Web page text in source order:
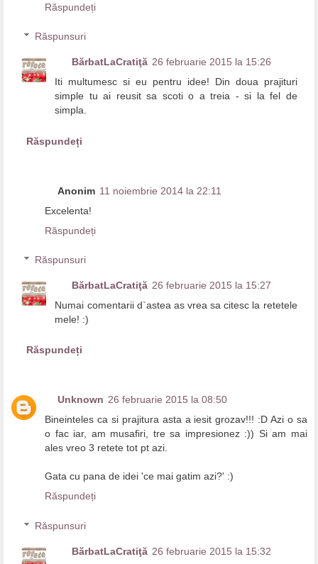
Răspundeți
Răspunsuri
BărbatLaCratiţă 26 februarie 2015 la 15:26
Iti multumesc si eu pentru idee! Din doua prajituri
simple tu ai reusit sa scoti o a treia - si la fel de
simpla.
Răspundeți
Anonim 11 noiembrie 2014 la 22:11
Excelenta!
Răspundeți
Răspunsuri
BărbatLaCratiţă 26 februarie 2015 la 15:27
Numai comentarii d`astea as vrea sa citesc la retetele
mele! :)
Răspundeți
Unknown 26 februarie 2015 la 08:50
Bineinteles ca si prajitura asta a iesit grozav!!! :D Azi o sa
o fac iar, am musafiri, tre sa impresionez :)) Si am mai
ales vreo 3 retete tot pt azi.
Gata cu pana de idei 'ce mai gatim azi?' :)
Răspundeți
Răspunsuri
BărbatLaCratiţă 26 februarie 2015 la 15:32